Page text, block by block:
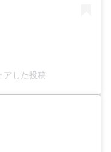
アした投稿